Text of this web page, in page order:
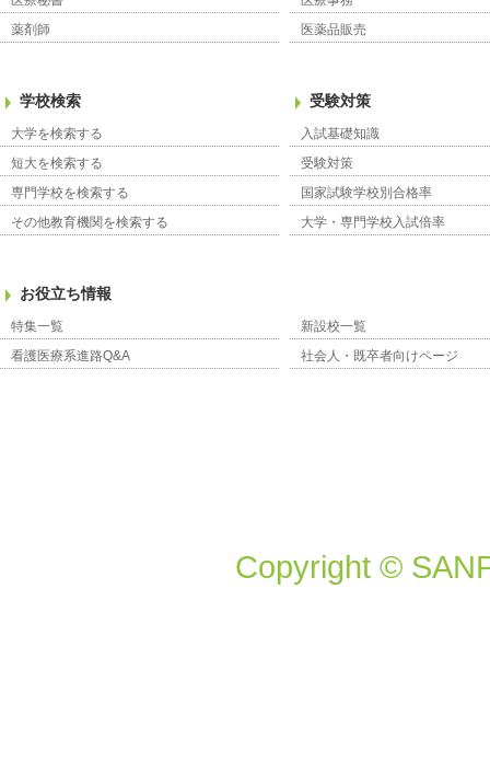
薬剤師
医薬品販売
学校検索
大学を検索する
短大を検索する
専門学校を検索する
その他教育機関を検索する
受験対策
入試基礎知識
受験対策
国家試験学校別合格率
大学・専門学校入試倍率
お役立ち情報
特集一覧
新設校一覧
看護医療系進路Q&A
社会人・既卒者向けページ
Copyright ©